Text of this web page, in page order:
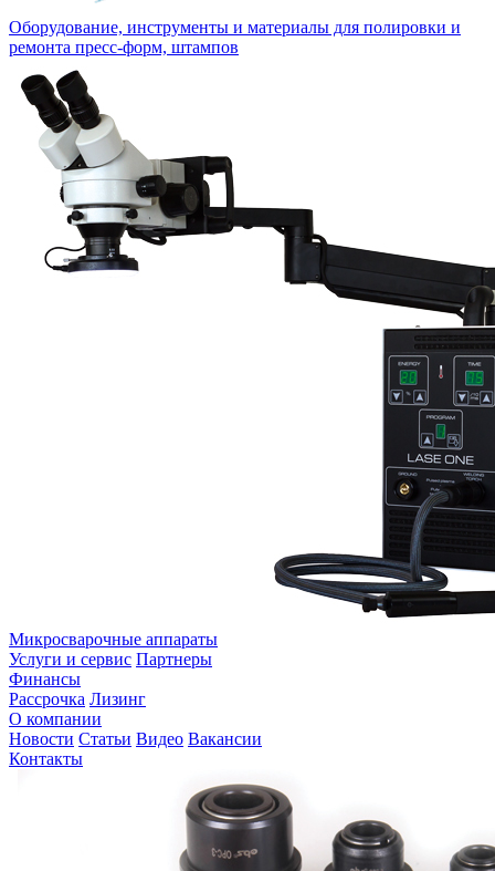
Оборудование, инструменты и материалы для полировки и
ремонта пресс-форм, штампов
Микросварочные аппараты
Услуги и сервис Партнеры
Финансы
Рассрочка Лизинг
О компании
Новости Статьи Видео Вакансии
Контакты